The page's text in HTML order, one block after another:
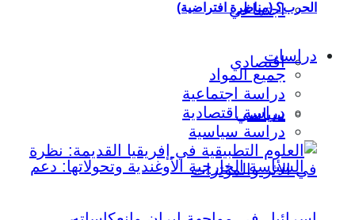
اجتماعي
اقتصادي
سياسي
الحرب؟ (مناظرة افتراضية)
دراسات
جميع المواد
دراسة اجتماعية
دراسة اقتصادية
دراسة سياسية